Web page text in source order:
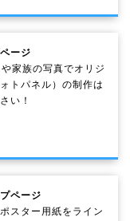
ージ
家族の写真でオリジ
トパネル）の制作は
い！
ページ
スター用紙をライン